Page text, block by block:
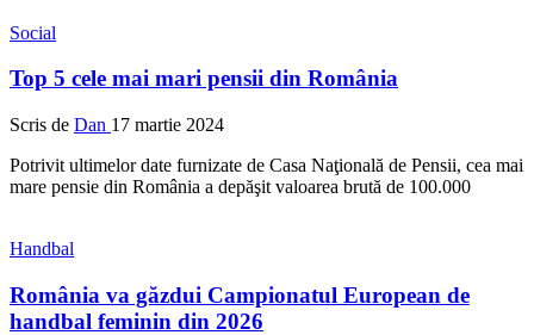
Social
Top 5 cele mai mari pensii din România
Scris de Dan 17 martie 2024
Potrivit ultimelor date furnizate de Casa Naţională de Pensii, cea mai
mare pensie din România a depăşit valoarea brută de 100.000
Handbal
România va găzdui Campionatul European de
handbal feminin din 2026